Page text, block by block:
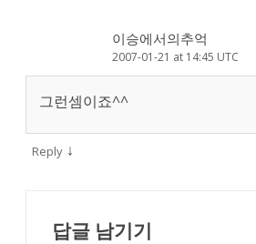
이승에서의추억
2007-01-21 at 14:45 UTC
그런셈이죠^^
Reply ↓
답글 남기기